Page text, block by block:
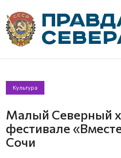
Культура
Малый Северный
фестивале
Сочи